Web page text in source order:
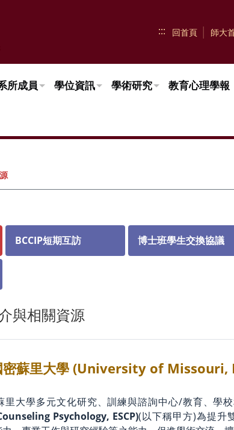
::: 回首頁 師大
所成員 學位資訊 學術研究 教育心理學報
BCCIP短期互訪 博士班學生交換協議
與相關資源
密蘇里大學 (University of Missouri,
里大學多元文化研究、訓練與諮詢中心/教育、學
Psychology, ESCP)(以下稱甲方)為提升